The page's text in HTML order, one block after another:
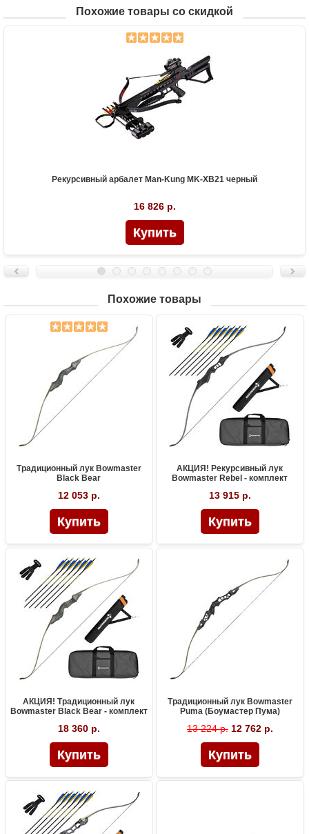
Похожие товары со скидкой
Рекурсивный арбалет Man-Kung MK-XB21 черный
16 826 р.
Похожие товары
Традиционный лук Bowmaster
Black Bear
12 053 р.
АКЦИЯ! Рекурсивный лук
Bowmaster Rebel - комплект
13 915 р.
АКЦИЯ! Традиционный лук
Bowmaster Black Bear - комплект
18 360 р.
Традиционный лук Bowmaster
Puma (Боумастер Пума)
13 224 р. 12 762 р.